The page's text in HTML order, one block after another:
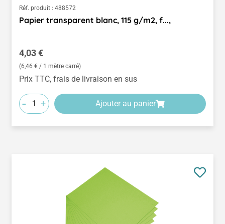
Réf. produit : 488572
Papier transparent blanc, 115 g/m2, f...,
Prix régulier :
4,03 €
(6,46 € / 1 mètre carré)
Prix TTC, frais de livraison en sus
- + Ajouter au panier